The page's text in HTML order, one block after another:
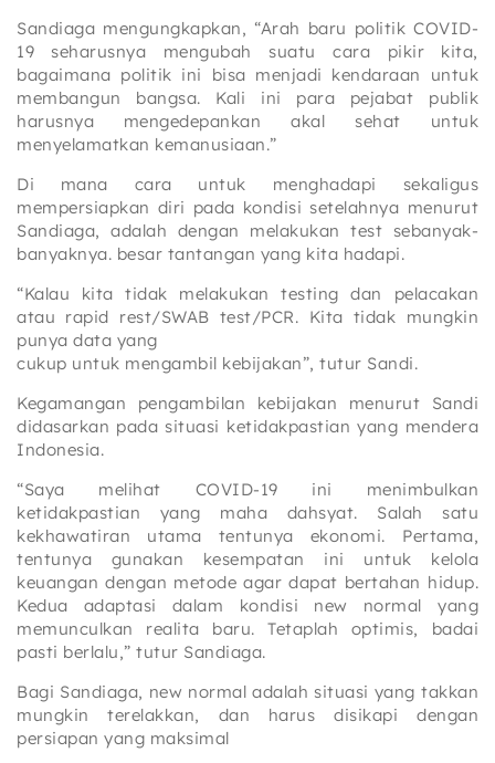
Sandiaga mengungkapkan, “Arah baru politik COVID-
19 seharusnya mengubah suatu cara pikir kita,
bagaimana politik ini bisa menjadi kendaraan untuk
membangun bangsa. Kali ini para pejabat publik
harusnya mengedepankan akal sehat untuk
menyelamatkan kemanusiaan.”
Di mana cara untuk menghadapi sekaligus
mempersiapkan diri pada kondisi setelahnya menurut
Sandiaga, adalah dengan melakukan test sebanyak-
banyaknya. besar tantangan yang kita hadapi.
“Kalau kita tidak melakukan testing dan pelacakan
atau rapid rest/SWAB test/PCR. Kita tidak mungkin
punya data yang
cukup untuk mengambil kebijakan”, tutur Sandi.
Kegamangan pengambilan kebijakan menurut Sandi
didasarkan pada situasi ketidakpastian yang mendera
Indonesia.
“Saya melihat COVID-19 ini menimbulkan
ketidakpastian yang maha dahsyat. Salah satu
kekhawatiran utama tentunya ekonomi. Pertama,
tentunya gunakan kesempatan ini untuk kelola
keuangan dengan metode agar dapat bertahan hidup.
Kedua adaptasi dalam kondisi new normal yang
memunculkan realita baru. Tetaplah optimis, badai
pasti berlalu,” tutur Sandiaga.
Bagi Sandiaga, new normal adalah situasi yang takkan
mungkin terelakkan, dan harus disikapi dengan
persiapan yang maksimal